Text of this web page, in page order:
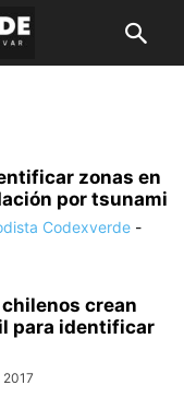
zonas en
por tsunami
Codexverde -
crean
para identificar
2017